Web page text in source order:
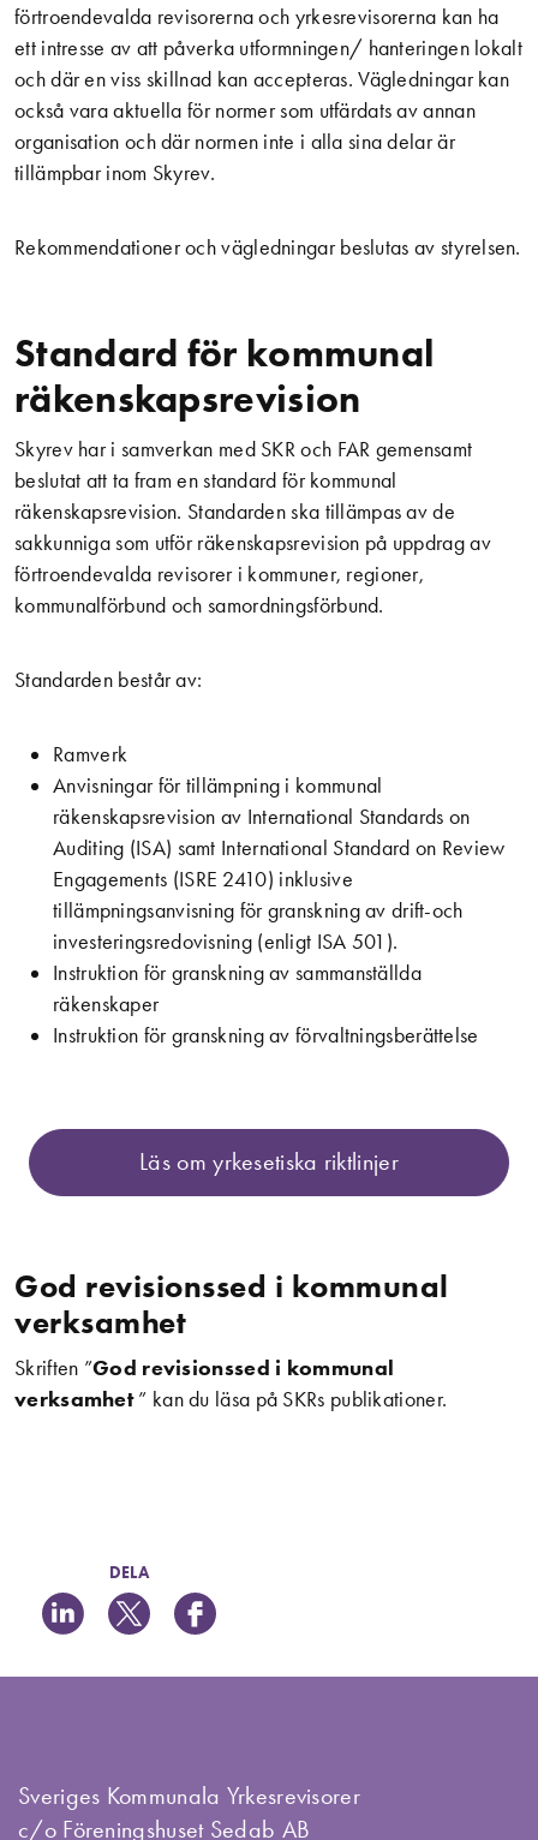
förtroendevalda revisorerna och yrkesrevisorerna kan ha
ett intresse av att påverka utformningen/ hanteringen lokalt
och där en viss skillnad kan accepteras. Vägledningar kan
också vara aktuella för normer som utfärdats av annan
organisation och där normen inte i alla sina delar är
tillämpbar inom Skyrev.
Rekommendationer och vägledningar beslutas av styrelsen.
Standard för kommunal
räkenskapsrevision
Skyrev har i samverkan med SKR och FAR gemensamt
beslutat att ta fram en standard för kommunal
räkenskapsrevision. Standarden ska tillämpas av de
sakkunniga som utför räkenskapsrevision på uppdrag av
förtroendevalda revisorer i kommuner, regioner,
kommunalförbund och samordningsförbund.
Standarden består av:
Ramverk
Anvisningar för tillämpning i kommunal
räkenskapsrevision av International Standards on
Auditing (ISA) samt International Standard on Review
Engagements (ISRE 2410) inklusive
tillämpningsanvisning för granskning av drift-och
investeringsredovisning (enligt ISA 501).
Instruktion för granskning av sammanställda
räkenskaper
Instruktion för granskning av förvaltningsberättelse
Läs om yrkesetiska riktlinjer
God revisionssed i kommunal
verksamhet
Skriften ”God revisionssed i kommunal
verksamhet” kan du läsa på SKRs publikationer.
DELA
Sveriges Kommunala Yrkesrevisorer
c/o Föreningshuset Sedab AB